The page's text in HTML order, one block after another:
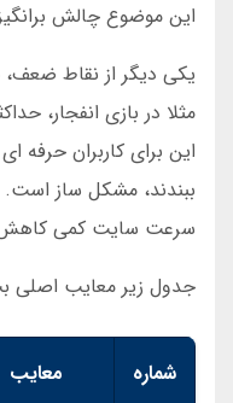
این موضوع چالش
یکی دیگر از نقاط
مثلا در بازی انفجار،
این برای کاربران
ببندند، مشکل ساز
سرعت سایت کمی کاهش
جدول زیر معایب اصلی بت 20 را خلاصه می
شماره معایب